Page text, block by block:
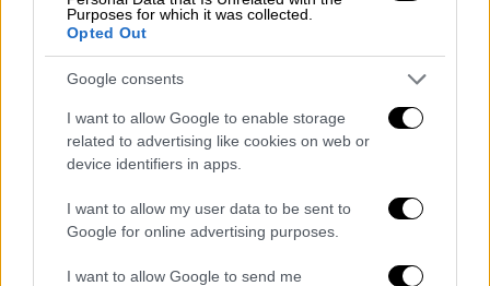
Purposes for which it was collected.
Opted Out
Google consents
I want to allow Google to enable storage
related to advertising like cookies on web or
device identifiers in apps.
I want to allow my user data to be sent to
Google for online advertising purposes.
I want to allow Google to send me
του πολέμου – Ανάμεσά τους 650
παιδιά
ΣτονΛίβανο, ο επικεφαλής της αμερικανικής
"βιώσιμη ειρήνη" τη στιγμή που τα ισραηλινά
στρατεύματα άρχισαν να αποχωρούν από τον
νότο της χώρας.